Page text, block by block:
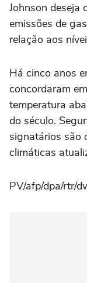
Johnson deseja
emissões de
relação aos
Há cinco anos
concordaram
temperatura
do século.
signatários são
climáticas
PV/afp/dpa/rtr/